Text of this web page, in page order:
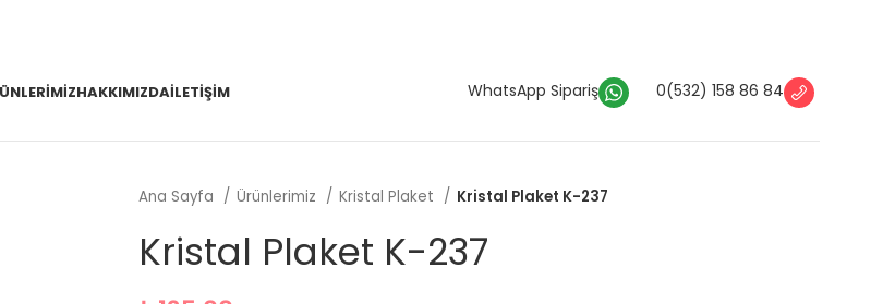
HAKKIMIZDAİLETIŞIM WhatsApp Sipariş 0(532) 158 86 84
Ana Sayfa Ürünlerimiz Kristal Plaket Kristal Plaket K-237
Kristal Plaket K-237